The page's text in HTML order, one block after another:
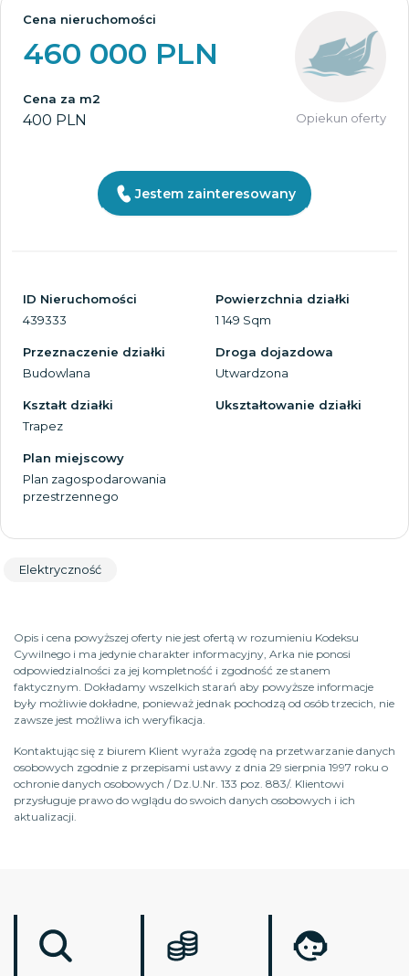
Cena nieruchomości
460 000 PLN
Cena za m2
400 PLN Opiekun oferty
Jestem zainteresowany
ID Nieruchomości
439333
Powierzchnia działki
1 149 Sqm
Przeznaczenie działki
Budowlana
Droga dojazdowa
Utwardzona
Kształt działki
Trapez
Ukształtowanie działki
Plan miejscowy
Plan zagospodarowania
przestrzennego
Elektryczność
Opis i cena powyższej oferty nie jest ofertą w rozumieniu Kodeksu
Cywilnego i ma jedynie charakter informacyjny, Arka nie ponosi
odpowiedzialności za jej kompletność i zgodność ze stanem
faktycznym. Dokładamy wszelkich starań aby powyższe informacje
były możliwie dokładne, ponieważ jednak pochodzą od osób trzecich, nie
zawsze jest możliwa ich weryfikacja.
Kontaktując się z biurem Klient wyraża zgodę na przetwarzanie danych
osobowych zgodnie z przepisami ustawy z dnia 29 sierpnia 1997 roku o
ochronie danych osobowych / Dz.U.Nr. 133 poz. 883/. Klientowi
przysługuje prawo do wglądu do swoich danych osobowych i ich
aktualizacji.